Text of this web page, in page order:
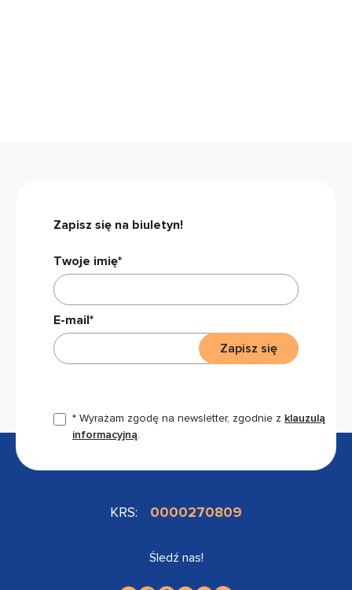
Zapisz się na biuletyn!
Twoje imię*
E-mail*
* Wyrażam zgodę na newsletter, zgodnie z klauzulą
informacyjną.
Zapisz się
KRS: 0000270809
Śledź nas!